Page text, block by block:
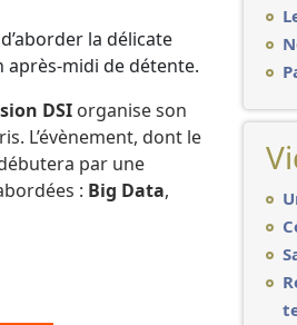
la délicate
midi de détente.
DSI organise son
L’évènement, dont le
par une
: Big Data,